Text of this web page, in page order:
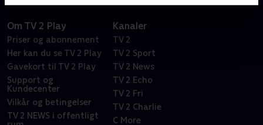
Om TV 2 Play
Priser og abonnement
Her kan du se TV 2 Play
Gavekort til TV 2 Play
Support og
Kundecenter
Vilkår og betingelser
TV 2 NEWS i offentligt
Kanaler
TV 2
TV 2 Sport
TV 2 News
TV 2 Echo
TV 2 Fri
TV 2 Charlie
C More